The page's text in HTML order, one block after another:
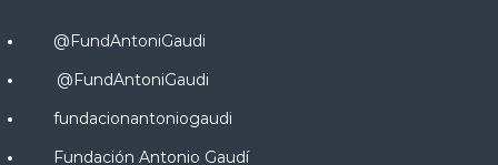
@FundAntoniGaudi
@FundAntoniGaudi
fundacionantoniogaudi
Fundación Antonio Gaudí